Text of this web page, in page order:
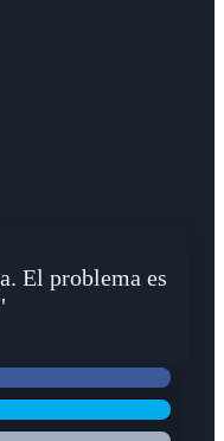
El problema es